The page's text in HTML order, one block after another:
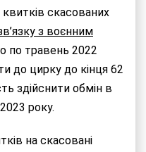
скасованих
з воєнним
по травень 2022
до цирку до кінця 62
здійснити обмін в
року.
на скасовані